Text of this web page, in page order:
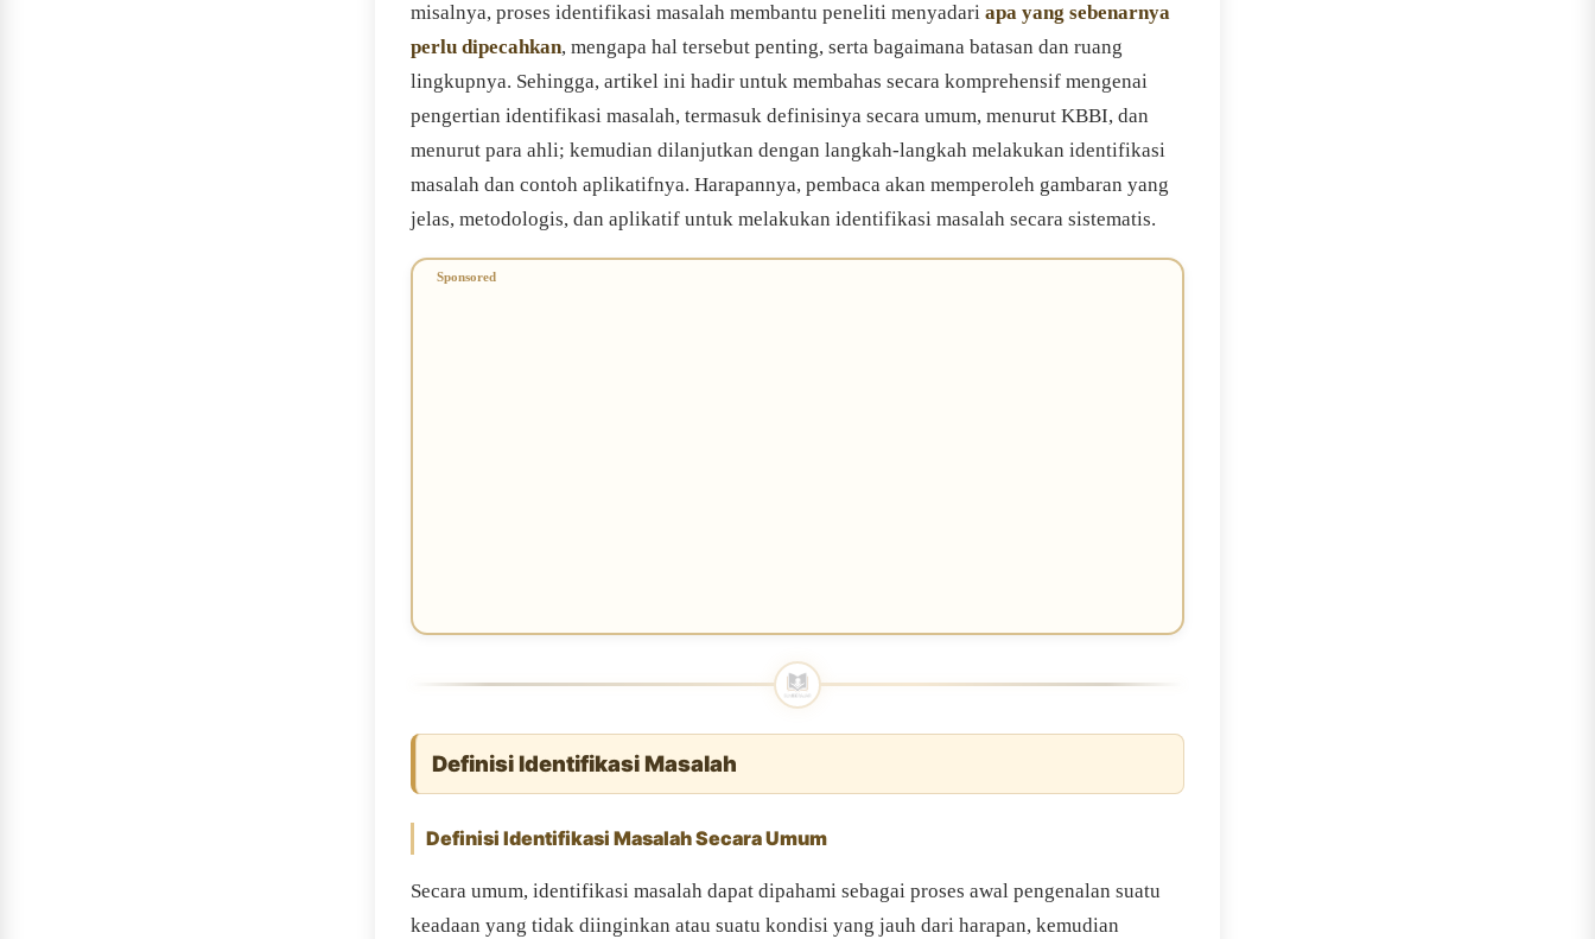
misalnya, proses identifikasi masalah membantu peneliti menyadari apa yang sebenarnya
perlu dipecahkan, mengapa hal tersebut penting, serta bagaimana batasan dan ruang
lingkupnya. Sehingga, artikel ini hadir untuk membahas secara komprehensif mengenai
pengertian identifikasi masalah, termasuk definisinya secara umum, menurut KBBI, dan
menurut para ahli; kemudian dilanjutkan dengan langkah-langkah melakukan identifikasi
masalah dan contoh aplikatifnya. Harapannya, pembaca akan memperoleh gambaran yang
jelas, metodologis, dan aplikatif untuk melakukan identifikasi masalah secara sistematis.
Definisi Identifikasi Masalah
Definisi Identifikasi Masalah Secara Umum
Secara umum, identifikasi masalah dapat dipahami sebagai proses awal pengenalan suatu
keadaan yang tidak diinginkan atau suatu kondisi yang jauh dari harapan, kemudian